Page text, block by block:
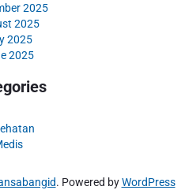
2025
2025
2025
2025
. Powered byWordPress